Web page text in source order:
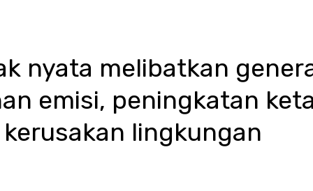
nyata melibatkan
emisi, peningkatan
lingkungan